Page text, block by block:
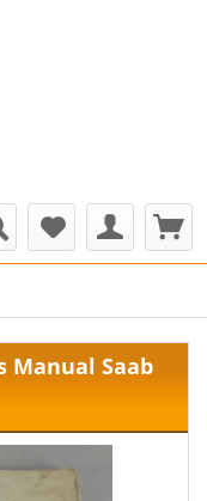
Manual Saab